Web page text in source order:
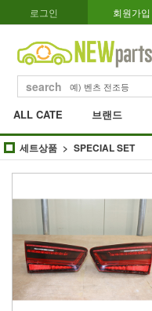
로그인 회원가입
search
ALL CATE 브랜드
세트상품 SPECIAL SET